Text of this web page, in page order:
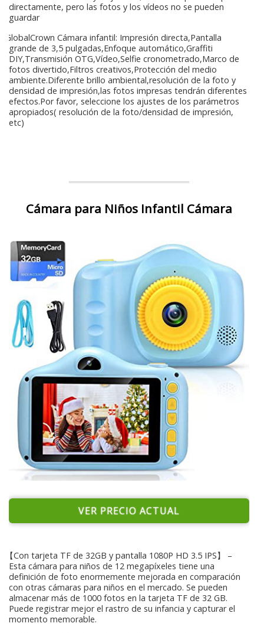
directamente, pero las fotos y los vídeos no se pueden
guardar
GlobalCrown Cámara infantil: Impresión directa,Pantalla
grande de 3,5 pulgadas,Enfoque automático,Graffiti
DIY,Transmisión OTG,Vídeo,Selfie cronometrado,Marco de
fotos divertido,Filtros creativos,Protección del medio
ambiente.Diferente brillo ambiental,resolución de la foto y
densidad de impresión,las fotos impresas tendrán diferentes
efectos.Por favor, seleccione los ajustes de los parámetros
apropiados( resolución de la foto/densidad de impresión,
etc)
Cámara para Niños Infantil Cámara
VER PRECIO ACTUAL
【Con tarjeta TF de 32GB y pantalla 1080P HD 3.5 IPS】 –
Esta cámara para niños de 12 megapíxeles tiene una
definición de foto enormemente mejorada en comparación
con otras cámaras para niños en el mercado. Se pueden
almacenar más de 1000 fotos en la tarjeta TF de 32 GB.
Puede registrar mejor el rastro de su infancia y capturar el
momento memorable.